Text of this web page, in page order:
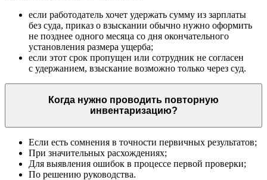
если работодатель хочет удержать сумму из зарплаты
без суда, приказ о взыскании обычно нужно оформить
не позднее одного месяца со дня окончательного
установления размера ущерба;
если этот срок пропущен или сотрудник не согласен
с удержанием, взыскание возможно только через суд.
Когда нужно проводить повторную
инвентаризацию?
Если есть сомнения в точности первичных результатов;
При значительных расхождениях;
Для выявления ошибок в процессе первой проверки;
По решению руководства.